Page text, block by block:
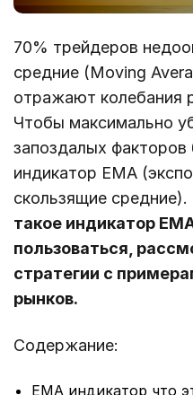
70% трейдеров
средние (Moving
отражают колебания
Чтобы максимально
запоздалых факторов
индикатор EMA
скользящие средние).
такое индикатор
пользоваться,
стратегии с
рынков.
Содержание:
EMA индикатор что